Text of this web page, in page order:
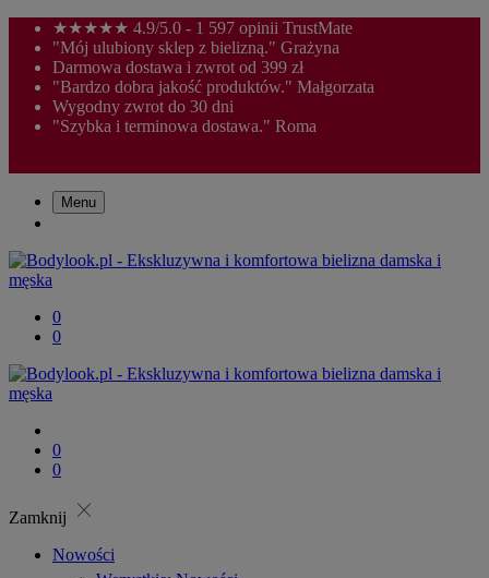
★★★★★ 4.9/5.0 - 1 597 opinii TrustMate
"Mój ulubiony sklep z bielizną." Grażyna
Darmowa dostawa i zwrot od 399 zł
"Bardzo dobra jakość produktów." Małgorzata
Wygodny zwrot do 30 dni
"Szybka i terminowa dostawa." Roma
Menu
0
0
0
0
Zamknij close
Nowości